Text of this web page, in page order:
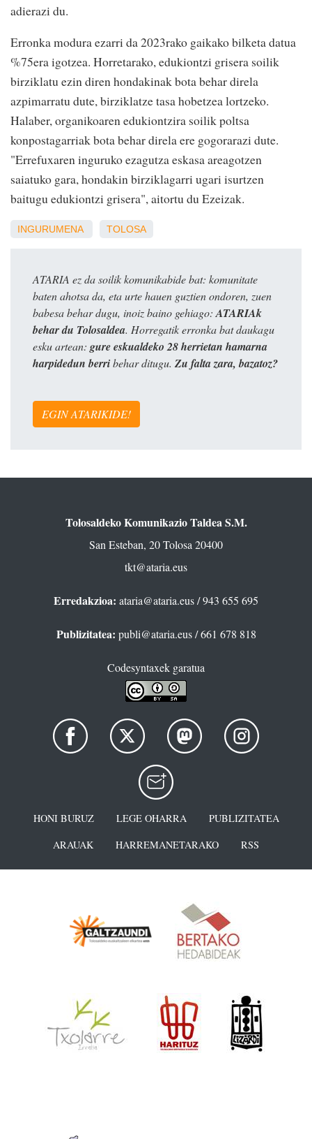
adierazi du.
Erronka modura ezarri da 2023rako gaikako bilketa datua
%75era igotzea. Horretarako, edukiontzi grisera soilik
birziklatu ezin diren hondakinak bota behar direla
azpimarratu dute, birziklatze tasa hobetzea lortzeko.
Halaber, organikoaren edukiontzira soilik poltsa
konpostagarriak bota behar direla ere gogorarazi dute.
"Errefuxaren inguruko ezagutza eskasa areagotzen
saiatuko gara, hondakin birziklagarri ugari isurtzen
baitugu edukiontzi grisera", aitortu du Ezeizak.
INGURUMENA TOLOSA
ATARIA ez da soilik komunikabide bat: komunitate
baten ahotsa da, eta urte hauen guztien ondoren, zuen
babesa behar dugu, inoiz baino gehiago: ATARIAk
behar du Tolosaldea. Horregatik erronka bat daukagu
esku artean: gure eskualdeko 28 herrietan hamarna
harpidedun berribehar ditugu. Zu falta zara, bazatoz?
EGIN ATARIKIDE!
Tolosaldeko Komunikazio Taldea S.M.
San Esteban, 20 Tolosa 20400
tkt@ataria.eus
Erredakzioa: ataria@ataria.eus/ 943 655 695
Publizitatea: publi@ataria.eus/ 661 678 818
Codesyntaxek garatua
HONI BURUZ LEGE OHARRA
PUBLIZITATEA
ARAUAK
HARREMANETARAKO RSS